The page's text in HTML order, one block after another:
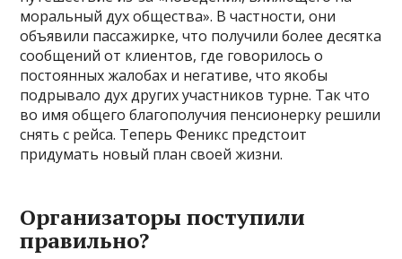
моральный дух общества». В частности, они
объявили пассажирке, что получили более десятка
сообщений от клиентов, где говорилось о
постоянных жалобах и негативе, что якобы
подрывало дух других участников турне. Так что
во имя общего благополучия пенсионерку решили
снять с рейса. Теперь Феникс предстоит
придумать новый план своей жизни.
Организаторы поступили
правильно?